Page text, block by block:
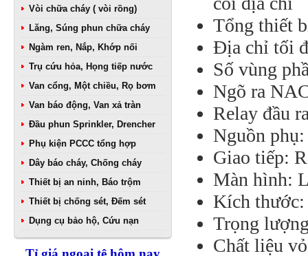
Vòi chữa cháy ( vòi rồng)
Lăng, Súng phun chữa cháy
Ngàm ren, Nắp, Khớp nối
Trụ cứu hỏa, Họng tiếp nước
Van cổng, Một chiều, Rọ bơm
Van báo động, Van xả tràn
Đầu phun Sprinkler, Drencher
Phụ kiện PCCC tổng hợp
Dây báo cháy, Chống cháy
Thiết bị an ninh, Báo trộm
Thiết bị chống sét, Đếm sét
Dụng cụ bảo hộ, Cứu nạn
Tổng thiết
Địa chỉ tối
Số vùng
Ngõ ra
Relay đầu
Nguồn
Giao tiếp:
Màn hình:
Kích
Trọng
Chất liệu